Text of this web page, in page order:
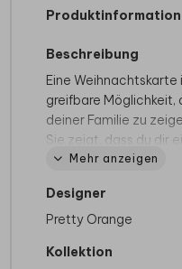
Beschreibung
Eine
greifbare Möglichkeit,
deiner Familie zu
Sie zeigt, dass du dir
deiner Zeit
Es ist eine kleine, aber
auszudrücken "Ich
Rechnungen mit der
Mehr anzeigen
Designer
Pretty Orange
Kollektion